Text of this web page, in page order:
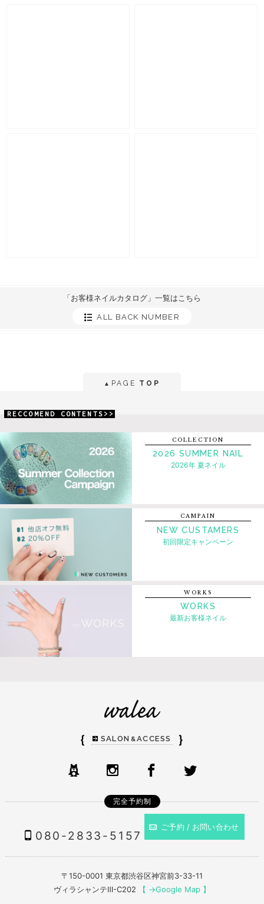
「お客様ネイルカタログ」一覧はこちら
ALL BACK NUMBER
▲ PAGE TOP
RECCOMEND CONTENTS>>
COLLECTION
2026 SUMMER NAIL
2026年 夏ネイル
CAMPAIN
NEW CUSTAMERS
初回限定キャンペーン
WORKS
WORKS
最新お客様ネイル
｛ SALON &ACCESS ｝
完全予約制
080-2833-5157
ご予約 / お問い合わせ
〒150-0001 東京都渋谷区神宮前3-33-11
ヴィラシャンテⅢ-C202
【 →Google Map 】